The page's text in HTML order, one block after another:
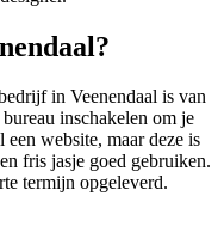
in Veenendaal is van
inschakelen om je
website, maar deze is
fris jasje goed gebruiken.
termijn opgeleverd.